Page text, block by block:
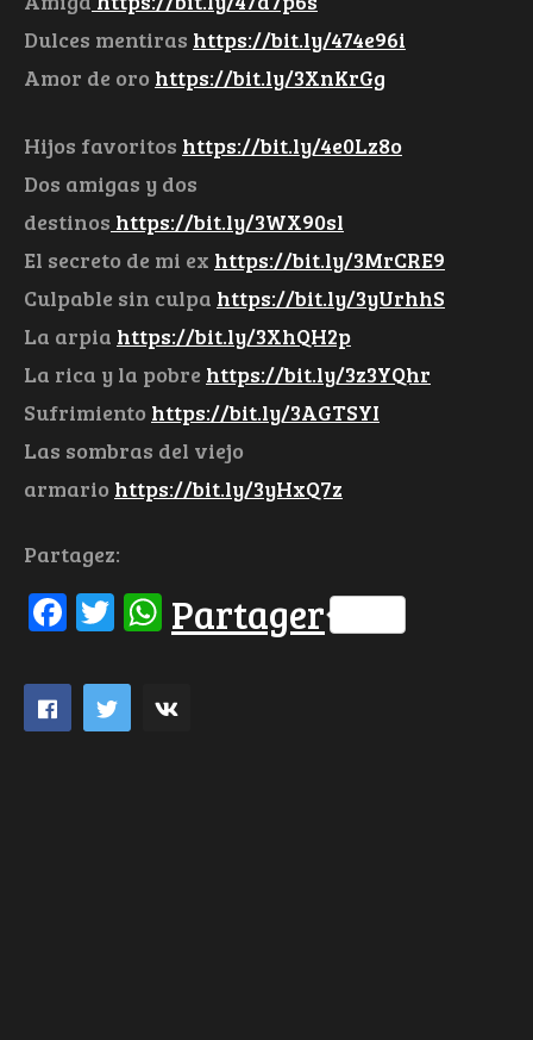
Dulces mentiras https://bit.ly/474e96i
Amor de oro https://bit.ly/3XnKrGg
Hijos favoritos https://bit.ly/4e0Lz8o
Dos amigas y dos
destinos https://bit.ly/3WX90sl
El secreto de mi ex https://bit.ly/3MrCRE9
Culpable sin culpa https://bit.ly/3yUrhhS
La arpia https://bit.ly/3XhQH2p
La rica y la pobre https://bit.ly/3z3YQhr
Sufrimiento https://bit.ly/3AGTSYI
Las sombras del viejo
armario https://bit.ly/3yHxQ7z
Partagez:
Facebook
Twitter
WhatsApp
Partager